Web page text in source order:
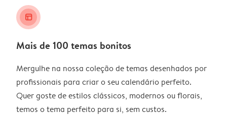
layout_alt
Mais de 100 temas bonitos
Mergulhe na nossa coleção de temas desenhados por
profissionais para criar o seu calendário perfeito.
Quer goste de estilos clássicos, modernos ou florais,
temos o tema perfeito para si, sem custos.